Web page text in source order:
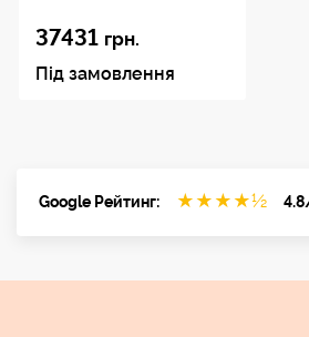
37431 грн.
Під замовлення
Google Рейтинг: ★ ★ ★ ★½